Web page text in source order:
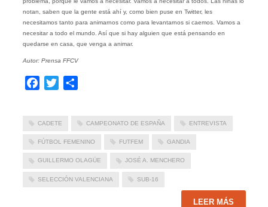
notan, saben que la gente está ahí y, como bien puse en Twitter, les
necesitamos tanto para animarnos como para levantarnos si caemos. Vamos a
necesitar a todo el mundo. Así que si hay alguien que está pensando en
quedarse en casa, que venga a animar.
Autor: Prensa FFCV
Facebook
Twitter
CADETE CAMPEONATO DE ESPAÑA ENTREVISTA
FÚTBOL FEMENINO FUTFEM GANDIA
GUILLERMO OLAGÜE JOSÉ A. MENCHERO
SELECCIÓN VALENCIANA SUB-16
LEER MÁS